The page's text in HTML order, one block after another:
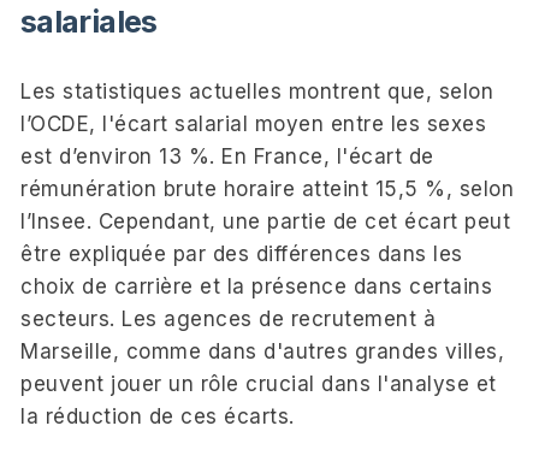
salariales
Les statistiques actuelles montrent que, selon
l’OCDE, l'écart salarial moyen entre les sexes
est d’environ 13 %. En France, l'écart de
rémunération brute horaire atteint 15,5 %, selon
l’Insee. Cependant, une partie de cet écart peut
être expliquée par des différences dans les
choix de carrière et la présence dans certains
secteurs. Les agences de recrutement à
Marseille, comme dans d'autres grandes villes,
peuvent jouer un rôle crucial dans l'analyse et
la réduction de ces écarts.